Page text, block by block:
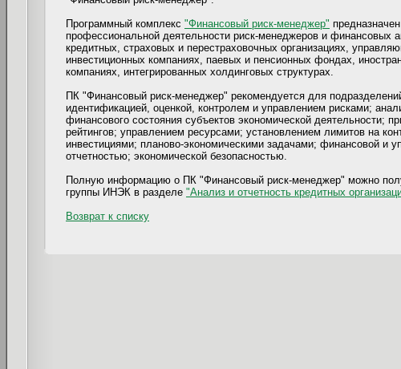
Программный комплекс "Финансовый риск-менеджер"
профессиональной деятельности риск-менеджеров и финансовых
кредитных, страховых и перестраховочных организациях,
инвестиционных компаниях, паевых и пенсионных фондах,
компаниях, интегрированных холдинговых структурах.
ПК "Финансовый риск-менеджер" рекомендуется для
идентификацией, оценкой, контролем и управлением рисками;
финансового состояния субъектов экономической деятельности;
рейтингов; управлением ресурсами; установлением лимитов на
инвестициями; планово-экономическими задачами; финансовой и
отчетностью; экономической безопасностью.
Полную информацию о ПК "Финансовый риск-менеджер" можно
группы ИНЭК в разделе "Анализ и отчетность кредитных
Возврат к списку